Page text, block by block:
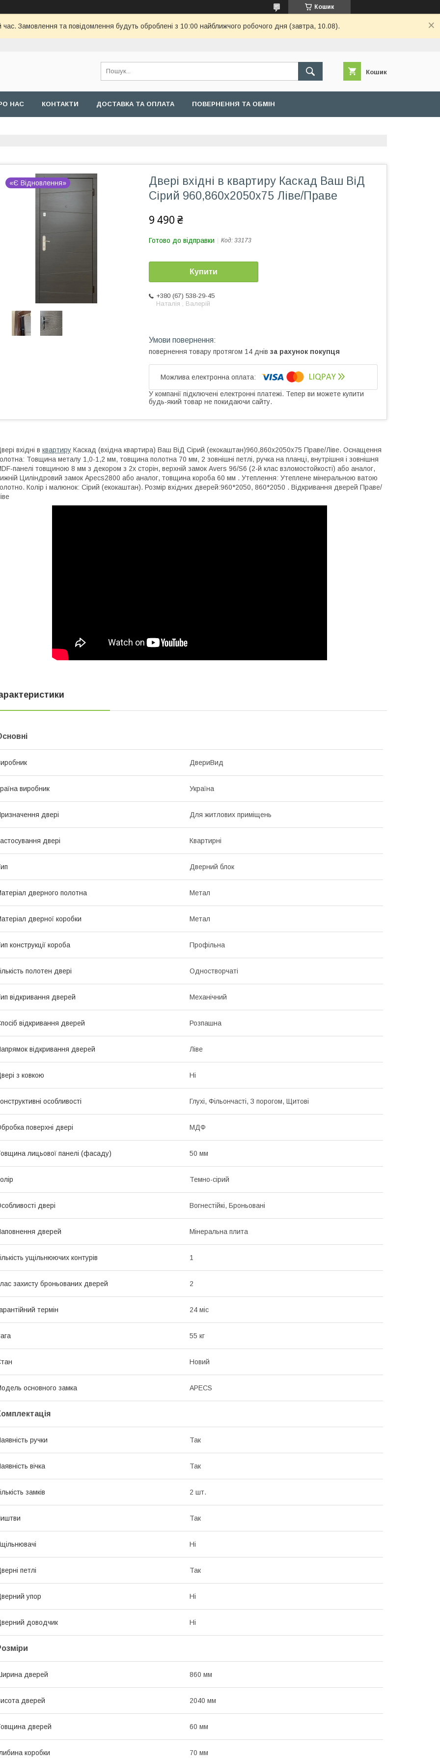
Кошик
час. Замовлення та повідомлення будуть оброблені з 10:00 найближчого робочого дня (завтра, 10.08).
Кошик
НАС КОНТАКТИ ДОСТАВКА ТА ОПЛАТА ПОВЕРНЕННЯ ТА ОБМІН
«Є Відновлення»
Двері вхідні в квартиру Каскад Ваш ВіД
Сірий 960,860х2050х75 Ліве/Праве
9 490 ₴
Готово до відправки Код: 33173
Купити
+380 (67) 538-29-45
Наталія , Валерій
повернення товару протягом 14 днів за рахунок покупця
У компанії підключені електронні платежі. Тепер ви можете купити
будь-який товар не покидаючи сайту.
вхідні в квартиру Каскад (вхідна квартира) Ваш ВіД Сірий (екокаштан)960,860х2050х75 Праве/Ліве. Оснащення
Товщина металу 1,0-1,2 мм, товщина полотна 70 мм, 2 зовнішні петлі, ручка на планці, внутрішня і зовнішня
панелі товщиною 8 мм з декором з 2х сторін, верхній замок Аvers 96/S6 (2-й клас взломостойкості) або аналог,
Циліндровий замок Аресѕ2800 або аналог, товщина короба 60 мм . Утеплення: Утеплене мінеральною ватою
Колір і малюнок: Сірий (екокаштан). Розмір вхідних дверей:960*2050, 860*2050 . Відкривання дверей Праве/
ДвериВид
виробник Україна
двері Для житлових приміщень
двері Квартирні
Дверний блок
дверного полотна Метал
дверної коробки Метал
конструкції короба Профільна
полотен двері Одностворчаті
відкривання дверей Механічний
відкривання дверей Розпашна
відкривання дверей Ліве
з ковкою Ні
особливості Глухі, Фільончасті, З порогом, Щитові
поверхні двері МДФ
лицьової панелі (фасаду) 50 мм
Темно-сірий
двері Вогнестійкі, Броньовані
дверей Мінеральна плита
ущільнюючих контурів 1
захисту броньованих дверей 2
термін 24 міс
55 кг
Новий
основного замка APECS
ручки Так
вічка Так
замків 2 шт.
Так
Ні
петлі Так
упор Ні
доводчик Ні
дверей 860 мм
дверей 2040 мм
дверей 60 мм
коробки 70 мм